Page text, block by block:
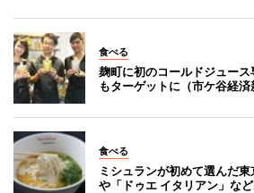
食べる
麹町に初のコールドジュー
もターゲットに（市ケ谷経済
食べる
ミシュランが初めて選んだ東
や「ドゥエ イタリアン」な